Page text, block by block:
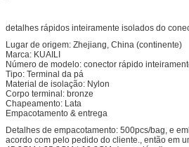
detalhes rápidos inteiramente isolados do
Lugar de origem: Zhejiang, China (continente)
Marca: KUAILI
Número de modelo: conector rápido
Tipo: Terminal da pá
Material de isolação: Nylon
Corpo terminal: bronze
Chapeamento: Lata
Empacotamento & entrega
Detalhes de empacotamento: 500pcs/bag, e
acordo com pelo pedido do cliente., então em